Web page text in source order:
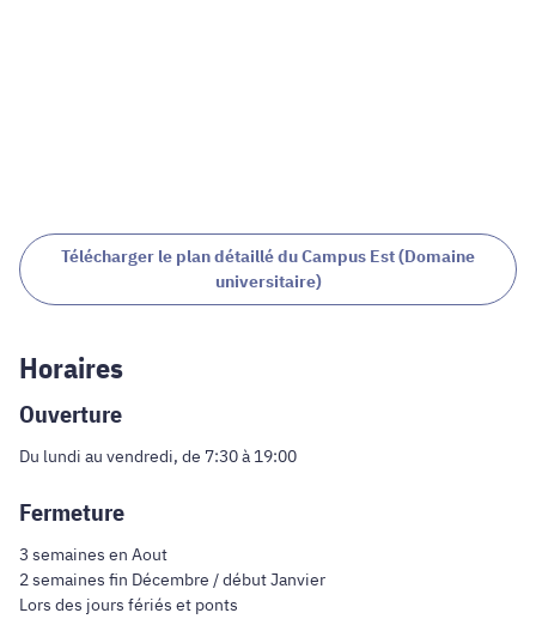
Télécharger le plan détaillé du Campus Est (Domaine
universitaire)
Horaires
Ouverture
Du lundi au vendredi, de 7:30 à 19:00
Fermeture
3 semaines en Aout
2 semaines fin Décembre / début Janvier
Lors des jours fériés et ponts